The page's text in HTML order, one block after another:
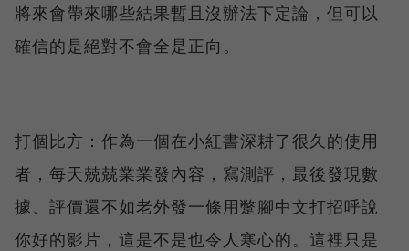
將來會帶來哪些結果暫且沒辦法下定論，但可以
確信的是絕對不會全是正向。
打個比方：作為一個在小紅書深耕了很久的使用
者，每天兢兢業業發內容，寫測評，最後發現數
據、評價還不如老外發一條用蹩腳中文打招呼說
你好的影片，這是不是也令人寒心的。這裡只是